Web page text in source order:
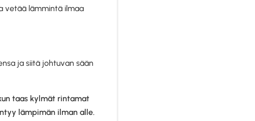
vetää lämmintä ilmaa
ja siitä johtuvan sään
taas kylmät rintamat
lämpimän ilman alle.